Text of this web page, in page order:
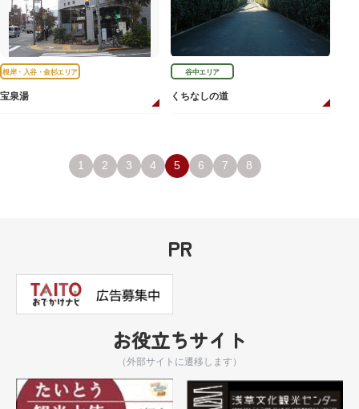
根岸・入谷・金杉エリア
宝泉湯
谷中エリア
くちなしの道
1 2 3 4 5 6 7 8
PR
お役立ちサイト
（外部サイトに遷移します）